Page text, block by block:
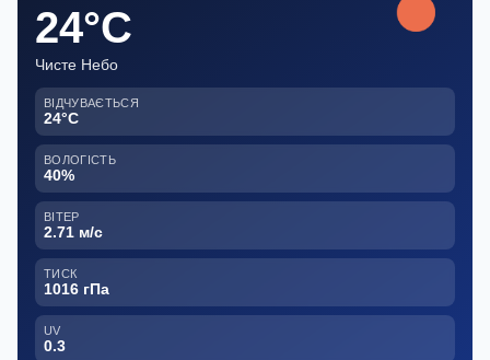
24°C
Чисте Небо
ВІДЧУВАЄТЬСЯ
24°C
ВОЛОГІСТЬ
40%
ВІТЕР
2.71 м/с
ТИСК
1016 гПа
UV
0.3